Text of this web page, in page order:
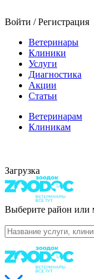
Войти / Регистрация
Ветеринары
Клиники
Услуги
Диагностика
Акции
Статьи
Ветеринарам
Клиникам
Загрузка
Выберите район или